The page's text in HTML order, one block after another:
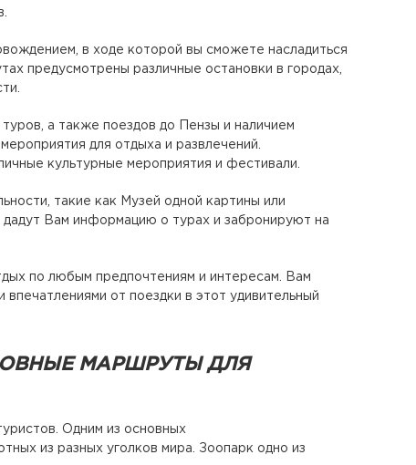
в ходе которой вы сможете насладиться
предусмотрены различные остановки в городах,
а также поездов до Пензы и наличием
для отдыха и развлечений.
культурные мероприятия и фестивали.
такие как Музей одной картины или
Вам информацию о турах и забронируют на
по любым предпочтениям и интересам. Вам
от поездки в этот удивительный
МАРШРУТЫ ДЛЯ
Одним из основных
из разных уголков мира. Зоопарк одно из